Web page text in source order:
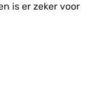
is er zeker voor